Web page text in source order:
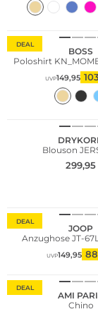
DEAL
Große Größen
BOSS
Poloshirt
UVP149,95
Blouson
299,95
DEAL
JOOP
Anzughose JT-
UVP149,95
DEAL
AMI
Chino